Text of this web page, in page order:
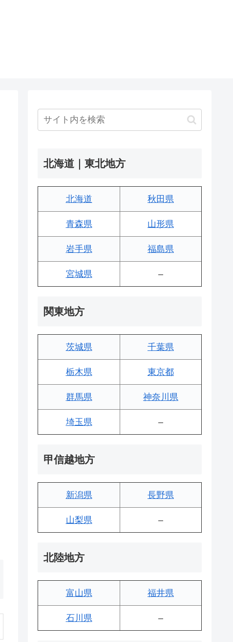
北海道｜東北地方
北海道 秋田県
青森県 山形県
岩手県 福島県
宮城県 –
関東地方
茨城県 千葉県
栃木県 東京都
群馬県 神奈川県
埼玉県 –
甲信越地方
新潟県 長野県
山梨県 –
北陸地方
富山県 福井県
石川県 –